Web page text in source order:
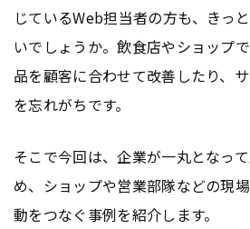
じているWeb担当者の方も、きっ
いでしょうか。飲食店やショップ
品を顧客に合わせて改善したり、
を忘れがちです。
そこで今回は、企業が一丸となっ
め、ショップや営業部隊などの現
動をつなぐ事例を紹介します。